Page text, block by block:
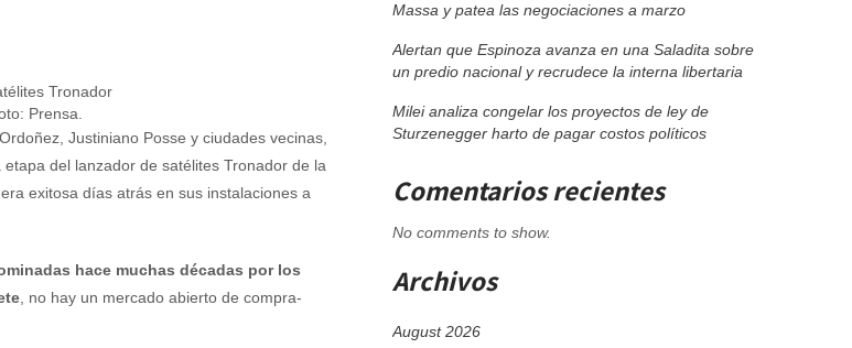
Prensa.
Justiniano Posse y ciudades vecinas,
del lanzador de satélites Tronador de la
exitosa días atrás en sus instalaciones a
hace muchas décadas por los
, no hay un mercado abierto de compra-
Massa y patea las negociaciones a marzo
Alertan que Espinoza avanza en una Saladita sobre
un predio nacional y recrudece la interna libertaria
Milei analiza congelar los proyectos de ley de
Sturzenegger harto de pagar costos políticos
Comentarios recientes
No comments to show.
Archivos
August 2026